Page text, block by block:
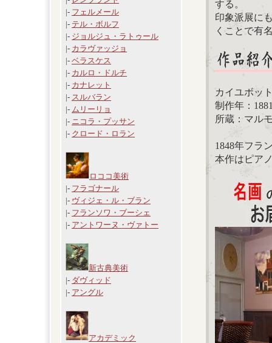
|- フェルメール
|- テル・ボルフ
|- ジョルジュ・ラトゥール
|- カラヴァッジョ
|- ベラスケス
|- カルロ・ドルチ
|- カナレット
|- スルバラン
|- ムリーリョ
|- ニコラ・プッサン
|- クロード・ロラン
ロココ美術
|- フラゴナール
|- ヴィジェ・ル・ブラン
|- フランソワ・ブーシェ
|- アントワーヌ・ヴァトー
新古典美術
|- ダヴィッド
|- アングル
アカデミック
する。
印象派展に
くことで有
カイユボッ
制作年：
所蔵：マル
1848年フラ
本作はピア